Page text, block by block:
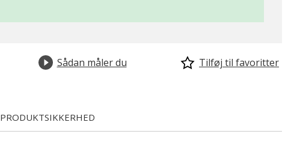
Sådan måler du Tilføj til favoritter
PRODUKTSIKKERHED